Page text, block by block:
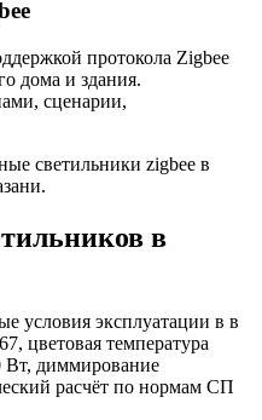
протокола Zigbee
дома и здания.
сценарии,
светильники zigbee в
.
в
условия эксплуатации в в
цветовая температура
Вт, диммирование
расчёт по нормам СП